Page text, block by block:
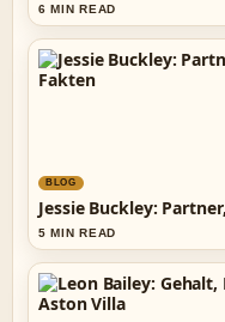
6 MIN READ
BLOG
Jessie Buckley:
5 MIN READ